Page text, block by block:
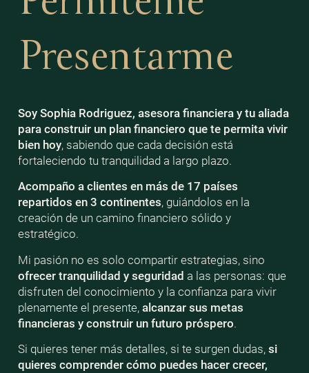
Presentarme
Soy Sophia Rodriguez, asesora financiera y tu aliada
para construir un plan financiero que te permita vivir
bien hoy, sabiendo que cada decisión está
fortaleciendo tu tranquilidad a largo plazo.
Acompaño a clientes en más de 17 países
repartidos en 3 continentes, guiándolos en la
creación de un camino financiero sólido y
estratégico.
Mi pasión no es solo compartir estrategias, sino
ofrecer tranquilidad y seguridad a las personas: que
disfruten del conocimiento y la confianza para vivir
plenamente el presente, alcanzar sus metas
financieras y construir un futuro próspero.
Si quieres tener más detalles, si te surgen dudas, si
quieres comprender cómo puedes hacer crecer,